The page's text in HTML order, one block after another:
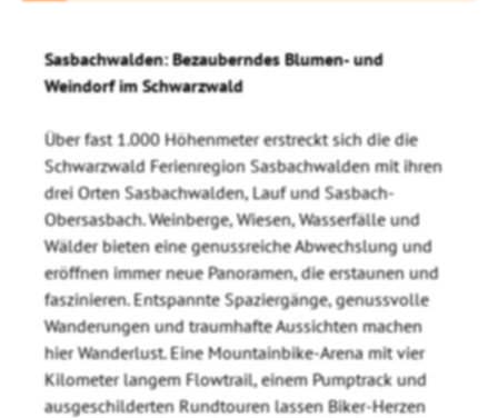
Sasbachwalden: Bezauberndes Blumen- und
Weindorf im Schwarzwald
Über fast 1.000 Höhenmeter erstreckt sich die die
Schwarzwald Ferienregion Sasbachwalden mit ihren
drei Orten Sasbachwalden, Lauf und Sasbach-
Obersasbach. Weinberge, Wiesen, Wasserfälle und
Wälder bieten eine genussreiche Abwechslung und
eröffnen immer neue Panoramen, die erstaunen und
faszinieren. Entspannte Spaziergänge, genussvolle
Wanderungen und traumhafte Aussichten machen
hier Wanderlust. Eine Mountainbike-Arena mit vier
Kilometer langem Flowtrail, einem Pumptrack und
ausgeschilderten Rundtouren lassen Biker-Herzen